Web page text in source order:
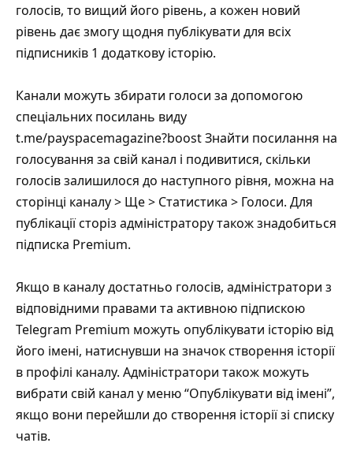
голосів, то вищий його рівень, а кожен новий
рівень дає змогу щодня публікувати для всіх
підписників 1 додаткову історію.
Канали можуть збирати голоси за допомогою
спеціальних посилань виду
t.me/payspacemagazine?boostЗнайти посилання на
голосування за свій канал і подивитися, скільки
голосів залишилося до наступного рівня, можна на
сторінці каналу > Ще > Статистика > Голоси. Для
публікації сторіз адміністратору також знадобиться
підписка Premium.
Якщо в каналу достатньо голосів, адміністратори з
відповідними правами та активною підпискою
Telegram Premium можуть опублікувати історію від
його імені, натиснувши на значок створення історії
в профілі каналу. Адміністратори також можуть
вибрати свій канал у меню “Опублікувати від імені”,
якщо вони перейшли до створення історії зі списку
чатів.